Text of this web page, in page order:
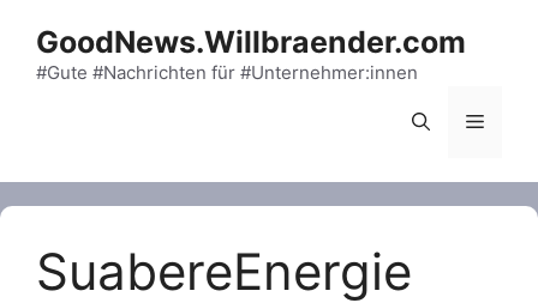
content
GoodNews.Willbraender.com
#Gute #Nachrichten für #Unternehmer:innen
Menu
SuabereEnergie